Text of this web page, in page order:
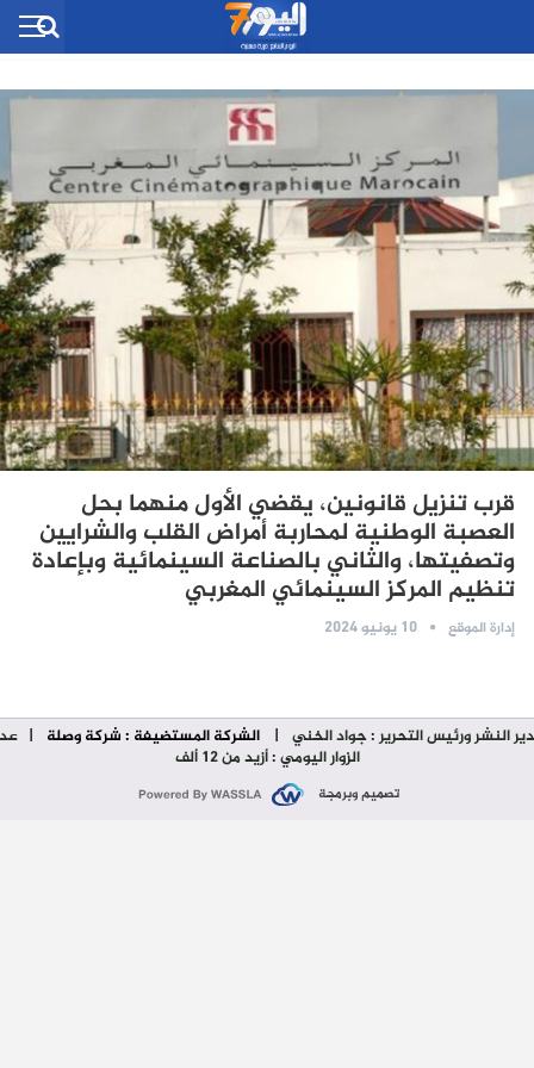
قرب تنزيل قانونين، يقضي الأول منهما بحل
العصبة الوطنية لمحاربة أمراض القلب والشرايين
وتصفيتها، والثاني بالصناعة السينمائية وبإعادة
تنظيم المركز السينمائي المغربي
إدارة الموقع 10 يونيو 2024
النشر ورئيس التحرير : جواد الخني | الشركة المستضيفة : شركة وصلة |
الزوار اليومي : أزيد من 12 ألف
تصميم وبرمجة